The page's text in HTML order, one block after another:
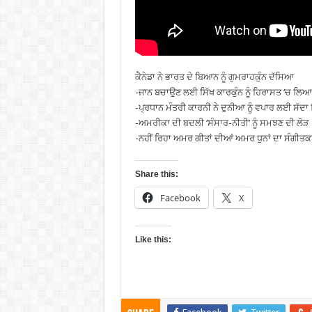
ਕੈਨੇਡਾ ਨੇ ਭਾਰਤ ਦੇ ਬਿਆਨ ਨੂੰ ਗੁਮਰਾਹਕੁੰਨ ਦੱਸਿਆ
-ਜਾਨ ਬਚਾਉਣ ਲਈ ਸਿੱਖ ਕਾਰਕੁੰਨ ਨੂੰ ਹਿਰਾਸਤ ‘ਚ ਲਿਆ
-ਪ੍ਰਧਾਨ ਮੰਤਰੀ ਕਾਰਨੀ ਨੇ ਦੁਨੀਆ ਨੂੰ ਵਪਾਰ ਲਈ ਸੱਦਾ
-ਅਮਰੀਕਾ ਦੀ ਬਦਲੀ ‘ਸੰਸਾਰ-ਨੀਤੀ’ ਨੂੰ ਸਮਝਣ ਦੀ ਲੋੜ
-ਨਹੀਂ ਰਿਹਾ ਅਮਰ ਗੀਤਾਂ ਦੀਆਂ ਅਮਰ ਧੁਨਾਂ ਦਾ
Share this:
Facebook X
Like this: